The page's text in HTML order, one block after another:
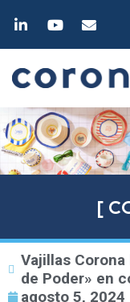
[
Vajillas
de Poder» en
agosto 5, 2024